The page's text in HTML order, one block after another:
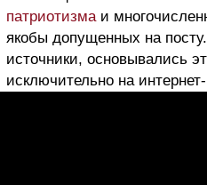
патриотизмаи
якобы допущенных на
источники, основывались
исключительно на